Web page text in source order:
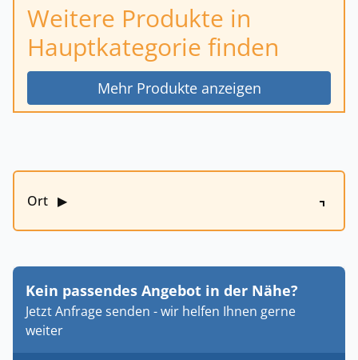
Weitere Produkte in
Hauptkategorie finden
Mehr Produkte anzeigen
Ort ▶
Kein passendes Angebot in der Nähe?
Jetzt Anfrage senden - wir helfen Ihnen gerne
weiter